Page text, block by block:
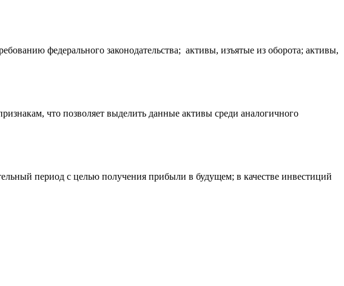
федерального законодательства; активы, изъятые из оборота; активы,
что позволяет выделить данные активы среди аналогичного
период с целью получения прибыли в будущем; в качестве инвестиций